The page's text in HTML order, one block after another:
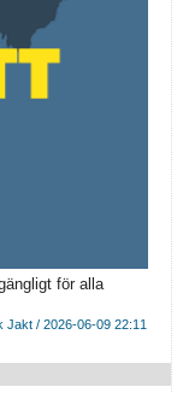
för alla
/ 2026-06-09 22:11